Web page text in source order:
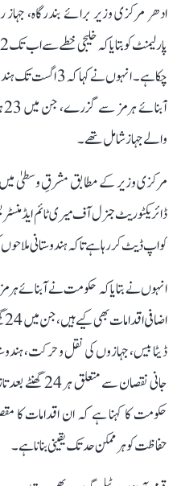
ادھر مرکزی وزیر برائے بندرگاہ، جہاز
والے جہاز شامل تھے۔
مرکزی وزیر کے مطابق مشرقِ وسطیٰ میں
ڈائریکٹوریٹ جنرل آف میری ٹائم
کو اپ ڈیٹ کر رہا ہے تاکہ ہندوستانی
انہوں نے بتایا کہ حکومت نے آبنائے
ڈیٹا بیس، جہازوں کی نقل و حرکت،
جانی نقصان
حکومت کا کہنا ہے کہ ان اقدامات کا
حفاظت کو ہر ممکن حد تک یقینی بنانا ہے۔